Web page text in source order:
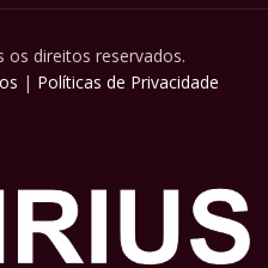
direitos reservados.
| Políticas de Privacidade